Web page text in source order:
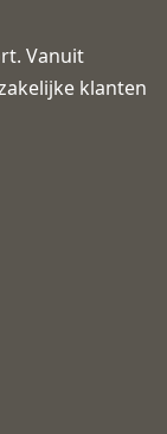
Vanuit
klanten